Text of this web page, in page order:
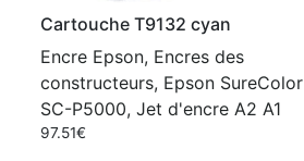
Cartouche T9132 cyan
Encre Epson, Encres des
constructeurs, Epson SureColor
SC-P5000, Jet d'encre A2 A1
97.51€